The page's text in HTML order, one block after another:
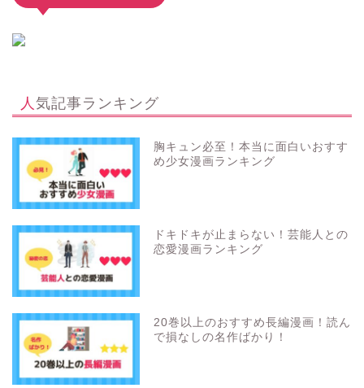
人気記事ランキング
胸キュン必至！本当に面白いおすす
め少女漫画ランキング
ドキドキが止まらない！芸能人との
恋愛漫画ランキング
20巻以上のおすすめ長編漫画！読ん
で損なしの名作ばかり！